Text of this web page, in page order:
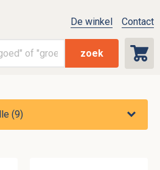
zoek
De winkel Contact